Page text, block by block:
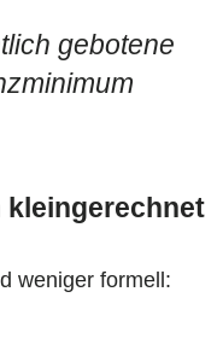
gebotene
kleingerechnet
weniger formell: